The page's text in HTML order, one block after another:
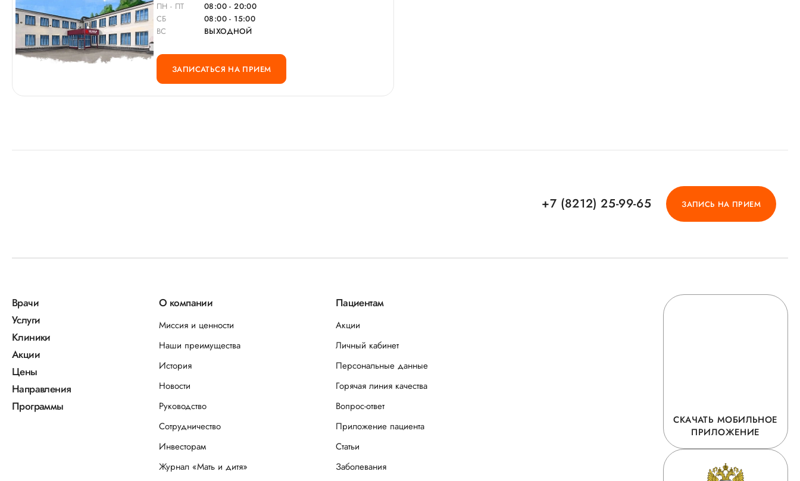
ПН - ПТ
08:00 - 20:00
СБ
08:00 - 15:00
ВС
ВЫХОДНОЙ
ЗАПИСАТЬСЯ НА ПРИЕМ
+7 (8212) 25-99-65 ЗАПИСЬ НА ПРИЕМ
Врачи
Услуги
Клиники
Акции
Цены
Направления
Программы
О компании
Миссия и ценности
Наши преимущества
История
Новости
Руководство
Сотрудничество
Инвесторам
Журнал «Мать и дитя»
Пациентам
Акции
Личный кабинет
Персональные данные
Горячая линия качества
Вопрос-ответ
Приложение пациента
Статьи
Заболевания
СКАЧАТЬ МОБИЛЬНОЕ
ПРИЛОЖЕНИЕ